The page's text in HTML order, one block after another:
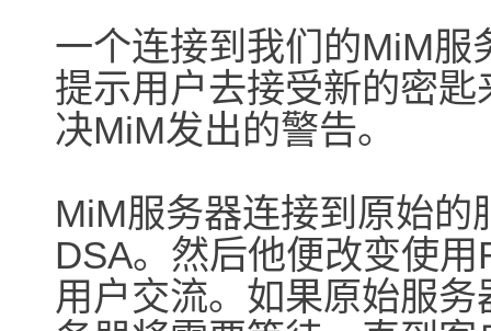
一个连接到我们的MiM服
提示用户去接受新的密匙
决MiM发出的警告。
MiM服务器连接到原始
DSA。然后他便改变使
用户交流。如果原始服